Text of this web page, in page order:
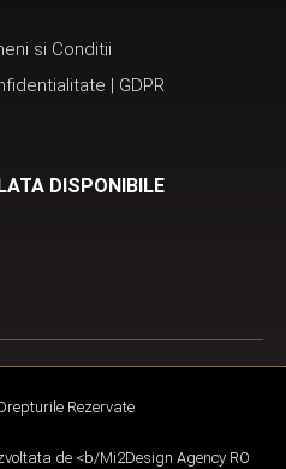
si Conditii
| GDPR
DISPONIBILE
Rezervate
de <b/Mi2Design Agency RO